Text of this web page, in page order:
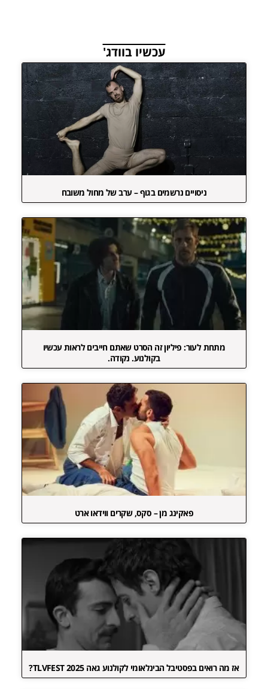
עכשיו בוודג'
ניסויים נרשמים בגוף – ערב של מחול משובח
מתחת לעור: פיליון זה הסרט שאתם חייבים לראות עכשיו
בקולנוע. נקודה.
פאקינג מן – סקס, שקרים ווידאו ארט
אז מה רואים בפסטיבל הבינלאומי לקולנוע גאה TLVFEST 2025?